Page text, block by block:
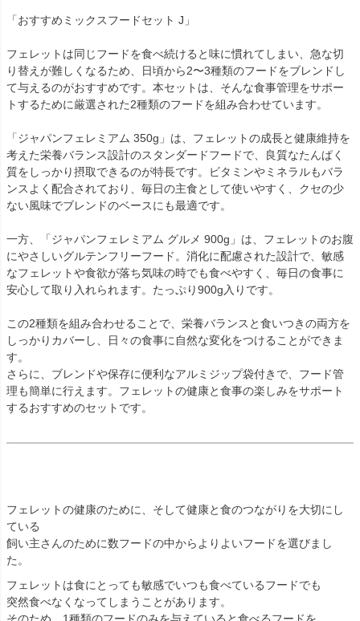
「おすすめミックスフードセット J」
フェレットは同じフードを食べ続けると味に慣れてしまい、急な切
り替えが難しくなるため、日頃から2〜3種類のフードをブレンドし
て与えるのがおすすめです。本セットは、そんな食事管理をサポー
トするために厳選された2種類のフードを組み合わせています。
「ジャパンフェレミアム 350g」は、フェレットの成長と健康維持を
考えた栄養バランス設計のスタンダードフードで、良質なたんぱく
質をしっかり摂取できるのが特長です。ビタミンやミネラルもバラ
ンスよく配合されており、毎日の主食として使いやすく、クセの少
ない風味でブレンドのベースにも最適です。
一方、「ジャパンフェレミアム グルメ 900g」は、フェレットのお腹
にやさしいグルテンフリーフード。消化に配慮された設計で、敏感
なフェレットや食欲が落ち気味の時でも食べやすく、毎日の食事に
安心して取り入れられます。たっぷり900g入りです。
この2種類を組み合わせることで、栄養バランスと食いつきの両方を
しっかりカバーし、日々の食事に自然な変化をつけることができま
す。
さらに、ブレンドや保存に便利なアルミジップ袋付きで、フード管
理も簡単に行えます。フェレットの健康と食事の楽しみをサポート
するおすすめのセットです。
フェレットの健康のために、そして健康と食のつながりを大切にし
ている
飼い主さんのために数フードの中からよりよいフードを選びまし
た。
フェレットは食にとっても敏感でいつも食べているフードでも
突然食べなくなってしまうことがあります。